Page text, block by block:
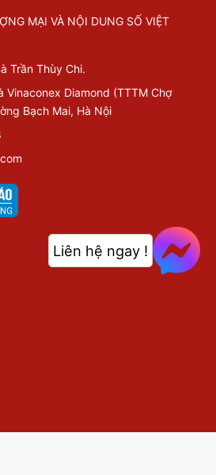
MẠI VÀ NỘI DUNG SỐ VIỆT
Trần Thùy Chi.
Vinaconex Diamond (TTTM Chợ
Bạch Mai, Hà Nội
Liên hệ ngay !